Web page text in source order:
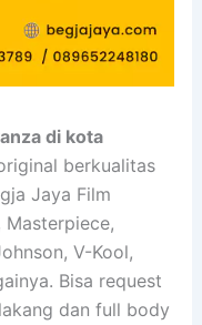
di kota
berkualitas
Jaya Film
Masterpiece,
V-Kool,
Bisa request
dan full body